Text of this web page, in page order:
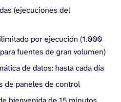
(ejecuciones del
por ejecución (1.000
fuentes de gran volumen)
de datos: hasta cada día
de paneles de control